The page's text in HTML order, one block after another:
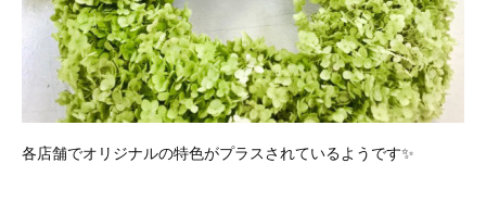
各店舗でオリジナルの特色がプラスされているようです✨